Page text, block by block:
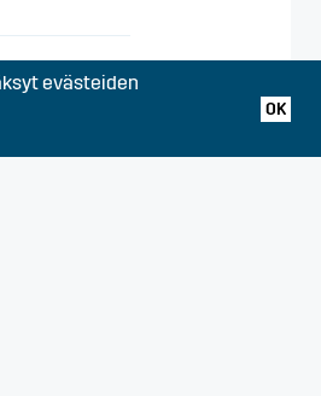
evästeiden
OK